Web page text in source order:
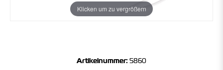
Klicken um zu vergrößern
Artikelnummer: 5860